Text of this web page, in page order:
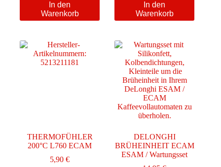
In den
Warenkorb
In den
Warenkorb
THERMOFÜHLER
200°C L760 ECAM
5,90€
DELONGHI
BRÜHEINHEIT ECAM
ESAM / Wartungsset